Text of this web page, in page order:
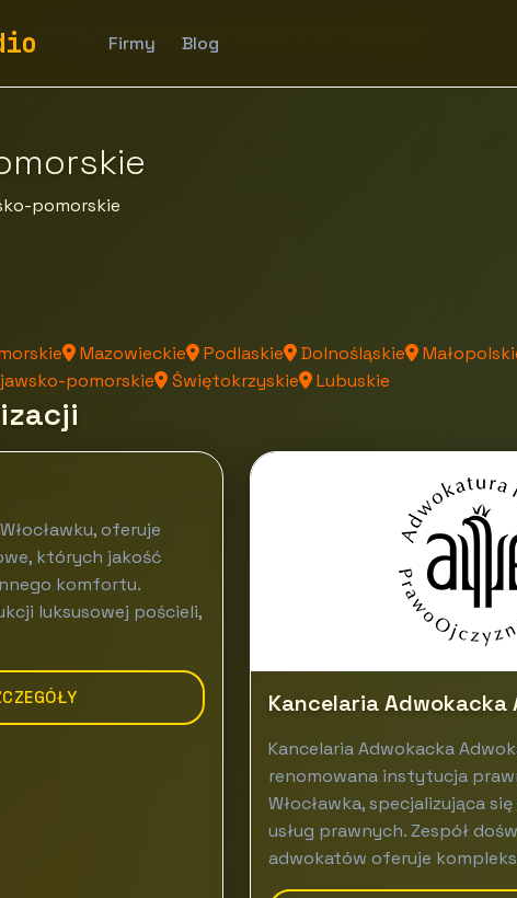
Firmy Blog
pomorskie
Mazowieckie Podlaskie Dolnośląskie
pomorskie Świętokrzyskie Lubuskie
oferuje
których jakość
komfortu.
luksusowej pościeli,
Kancelaria Adwokacka
Kancelaria Adwokacka
renomowana instytucja
Włocławka, specjalizująca
usług prawnych. Zespół
adwokatów oferuje